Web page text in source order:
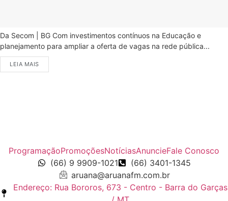
Da Secom | BG Com investimentos contínuos na Educação e
planejamento para ampliar a oferta de vagas na rede pública...
LEIA MAIS
ProgramaçãoPromoçõesNotíciasAnuncieFale Conosco
(66) 9 9909-1021
(66) 3401-1345
aruana@aruanafm.com.br
Endereço: Rua Bororos, 673 - Centro - Barra do Garças